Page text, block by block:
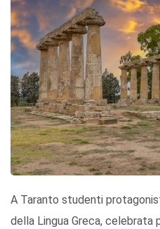
A Taranto studenti
della Lingua Greca, celebrata